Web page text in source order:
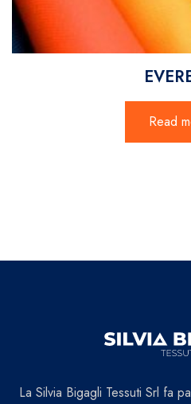
Read
La Silvia Bigagli Tessuti Srl fa